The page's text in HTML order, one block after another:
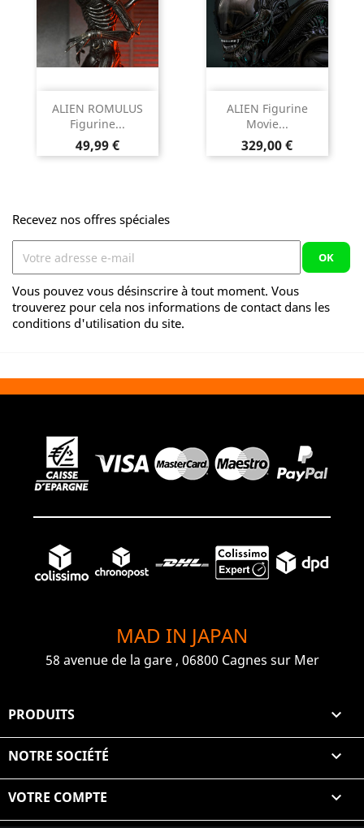
ALIEN ROMULUS
Figurine...
Prix
49,99 €
ALIEN Figurine
Movie...
Prix
329,00 €
Recevez nos offres spéciales
Vous pouvez vous désinscrire à tout moment. Vous
trouverez pour cela nos informations de contact dans les
conditions d'utilisation du site.
MAD IN JAPAN
58 avenue de la gare , 06800 Cagnes sur Mer
PRODUITS 
NOTRE SOCIÉTÉ 
VOTRE COMPTE 